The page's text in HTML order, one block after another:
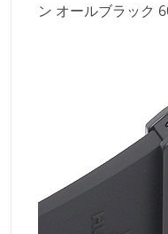
ン オールブラック